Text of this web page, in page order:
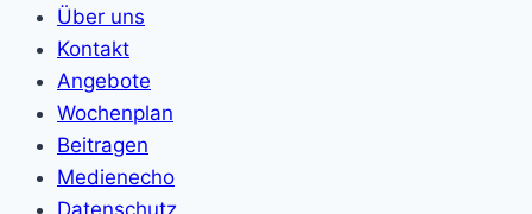
Über uns
Kontakt
Angebote
Wochenplan
Beitragen
Medienecho